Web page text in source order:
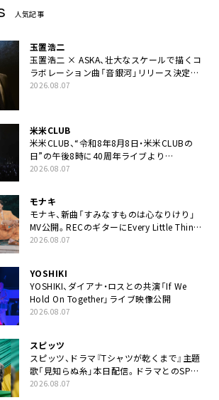
人気記事
玉置浩二
玉置浩二 × ASKA、壮大なスケールで描くコ
ラボレーション曲「音銀河」リリース決定。
カップリングには新曲「命の宿り」収録も
2026.08.07
米米CLUB
米米CLUB、“令和8年8月8日・米米CLUBの
日”の午後8時に40周年ライブより
「FANtachy medley」を88年限定公開
2026.08.07
モナキ
モナキ、新曲「すみなすものは心なりけり」
MV公開。RECのギターにEvery Little Thing・
伊藤一朗参加も
2026.08.07
YOSHIKI
YOSHIKI、ダイアナ・ロスとの共演「If We
Hold On Together」ライブ映像公開
2026.08.07
スピッツ
スピッツ、ドラマ『Tシャツが乾くまで』主題
歌「見知らぬ糸」本日配信。ドラマとのSPコ
ラボムービー公開も
2026.08.07